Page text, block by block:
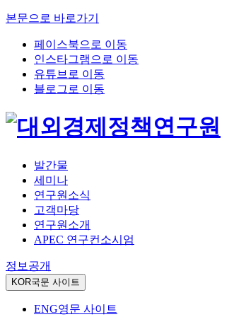
본문으로 바로가기
페이스북으로 이동
인스타그램으로 이동
유튜브로 이동
블로그로 이동
발간물
세미나
연구원소식
고객마당
연구원소개
APEC 연구컨소시엄
정보공개
KOR국문 사이트
ENG영문 사이트